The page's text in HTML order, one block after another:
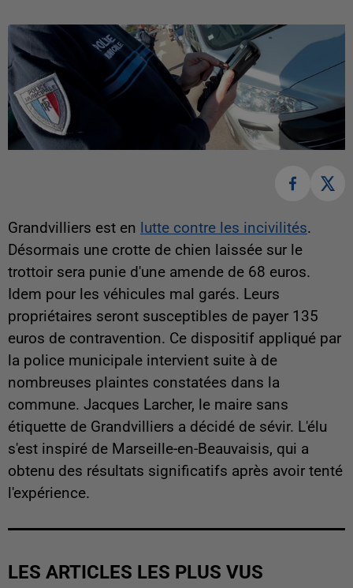
Grandvilliers est en lutte contre les incivilités.
Désormais une crotte de chien laissée sur le
trottoir sera punie d'une amende de 68 euros.
Idem pour les véhicules mal garés. Leurs
propriétaires seront susceptibles de payer 135
euros de contravention. Ce dispositif appliqué par
la police municipale intervient suite à de
nombreuses plaintes constatées dans la
commune. Jacques Larcher, le maire sans
étiquette de Grandvilliers a décidé de sévir. L'élu
s'est inspiré de Marseille-en-Beauvaisis, qui a
obtenu des résultats significatifs après avoir tenté
l'expérience.
LES ARTICLES LES PLUS VUS